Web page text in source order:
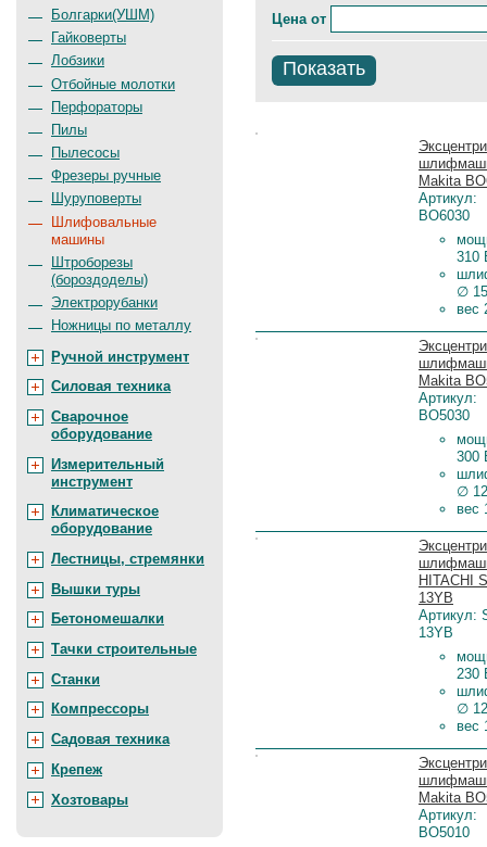
Цена от
Показать
Makita
Артикул:
BO6030
310
∅
вес
Цена:
Makita
Артикул:
BO5030
300
∅
вес
Цена:
HITACHI
13YB
Артикул:
13YB
230
∅
вес
Цена:
Makita
Артикул:
BO5010
Цена:
Болгарки(УШМ)
Гайковерты
Лобзики
Отбойные молотки
Перфораторы
Пилы
Пылесосы
Фрезеры ручные
Шуруповерты
Шлифовальные
машины
Штроборезы
(бороздоделы)
Электрорубанки
Ножницы по металлу
Ручной инструмент
Силовая техника
Сварочное
оборудование
Измерительный
инструмент
Климатическое
оборудование
Лестницы, стремянки
Вышки туры
Бетономешалки
Тачки строительные
Станки
Компрессоры
Садовая техника
Крепеж
Хозтовары